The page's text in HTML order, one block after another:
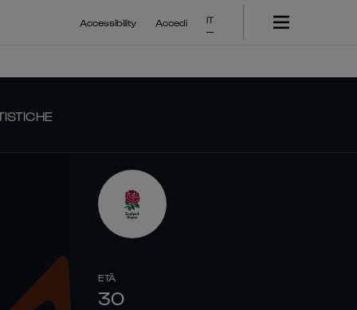
Accessibility Accedi IT
ETÀ
30